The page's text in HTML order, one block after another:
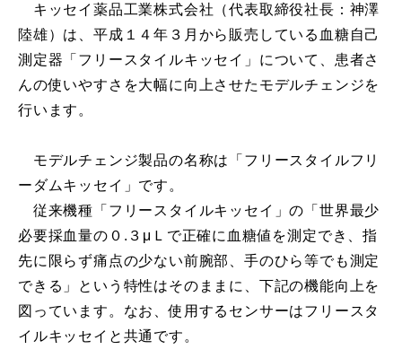
キッセイ薬品工業株式会社（代表取締役社長：神澤
陸雄）は、平成１４年３月から販売している血糖自己
測定器「フリースタイルキッセイ」について、患者さ
んの使いやすさを大幅に向上させたモデルチェンジを
行います。
モデルチェンジ製品の名称は「フリースタイルフリ
ーダムキッセイ」です。
従来機種「フリースタイルキッセイ」の「世界最少
必要採血量の０.３μＬで正確に血糖値を測定でき、指
先に限らず痛点の少ない前腕部、手のひら等でも測定
できる」という特性はそのままに、下記の機能向上を
図っています。なお、使用するセンサーはフリースタ
イルキッセイと共通です。